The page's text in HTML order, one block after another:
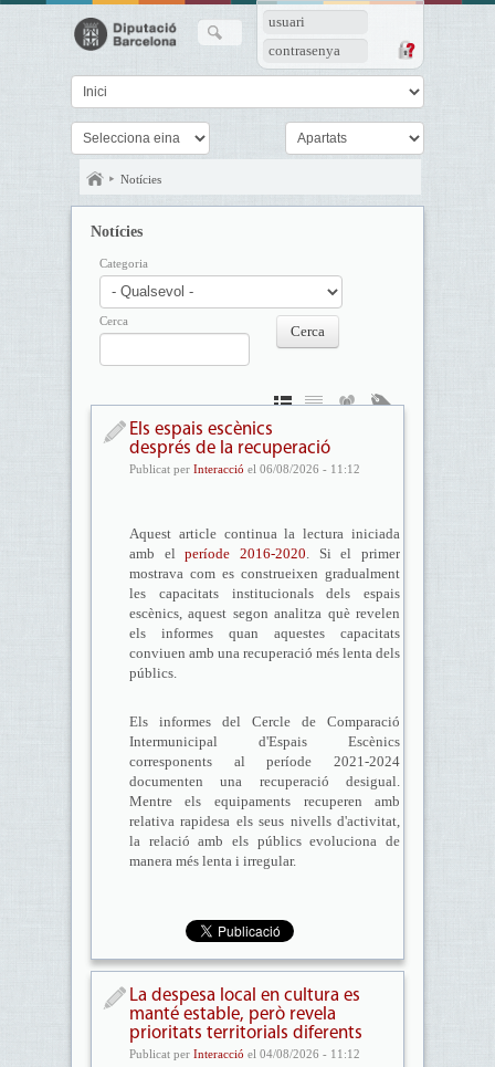
usuari
contrasenya
Notícies
Notícies
Categoria
Cerca
Els espais escènics
després de la recuperació
Publicat per Interacció el 06/08/2026 - 11:12
Aquest article continua la lectura iniciada
amb elperíode 2016-2020. Si el primer
mostrava com es construeixen gradualment
les capacitats institucionals dels espais
escènics, aquest segon analitza què revelen
els informes quan aquestes capacitats
conviuen amb una recuperació més lenta dels
públics.
Els informes del Cercle de Comparació
Intermunicipal d'Espais Escènics
corresponents al període 2021-2024
documenten una recuperació desigual.
Mentre els equipaments recuperen amb
relativa rapidesa els seus nivells d'activitat,
la relació amb els públics evoluciona de
manera més lenta i irregular.
La despesa local en cultura es
manté estable, però revela
prioritats territorials diferents
Publicat per Interacció el 04/08/2026 - 11:12